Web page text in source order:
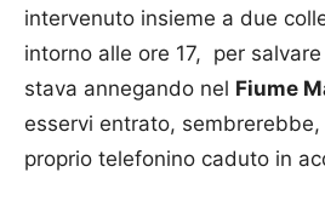
intervenuto insieme a due
intorno alle ore 17, per
stava annegando nel Fiume
esservi entrato,
proprio telefonino caduto in